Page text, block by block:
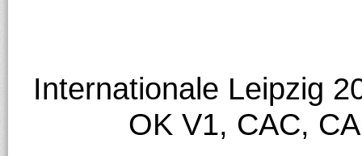
Internationale Leipzig
OK V1, CAC,